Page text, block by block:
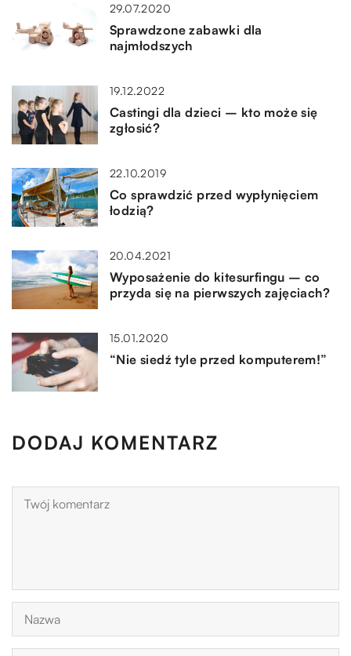
29.07.2020
Sprawdzone zabawki dla
najmłodszych
19.12.2022
Castingi dla dzieci – kto może się
zgłosić?
22.10.2019
Co sprawdzić przed wypłynięciem
łodzią?
20.04.2021
Wyposażenie do kitesurfingu – co
przyda się na pierwszych zajęciach?
15.01.2020
“Nie siedź tyle przed komputerem!”
DODAJ KOMENTARZ